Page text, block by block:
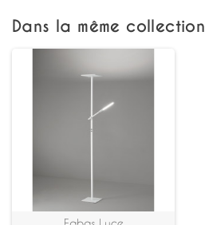
Dans la même collection